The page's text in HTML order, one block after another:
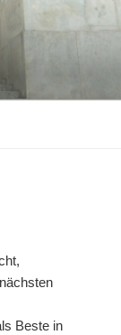
Beste in